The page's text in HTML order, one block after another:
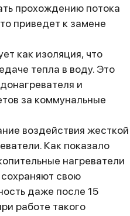
прохождению потока
приведет к замене
как изоляция, что
тепла в воду. Это
и
за коммунальные
воздействия жесткой
Как показало
нагреватели
свою
даже после 15
работе такого